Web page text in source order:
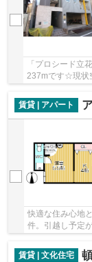
「プロシード立
237mです☆現状
室内の温度調整
賃貸 | アパート
快適な住み心地
件。引越し予定
賃貸 | 文化住宅